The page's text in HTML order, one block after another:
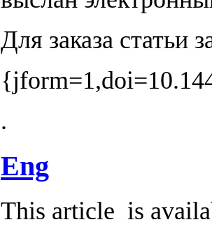
Для заказа статьи
.
Eng
This article is